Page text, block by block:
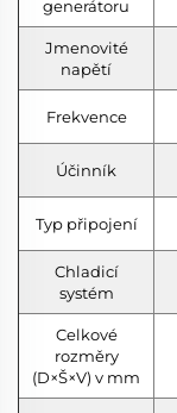
generátoru
Jmenovité
napětí
Frekvence
Účinník
Typ připojení
Chladicí
systém
Celkové
rozměry
(D×Š×V) v mm